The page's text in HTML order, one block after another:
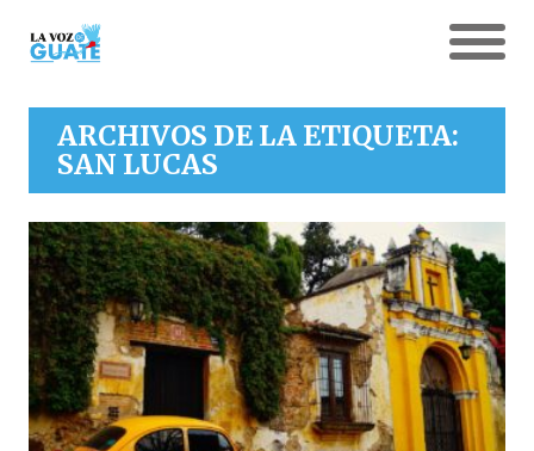
ARCHIVOS DE LA ETIQUETA:
SAN LUCAS